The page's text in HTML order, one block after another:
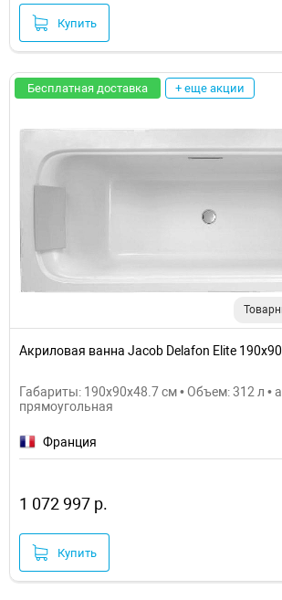
Купить
Бесплатная доставка + еще акции
Акриловая ванна Jacob Delafon Elite
Габариты: 190x90x48.7 см • Объем: 312 л •
прямоугольная
Франция
1 072 997 р.
Купить